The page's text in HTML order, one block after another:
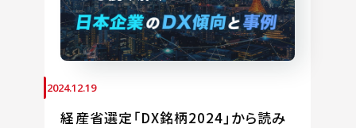
2024.12.19
経産省選定「DX銘柄2024」から読み